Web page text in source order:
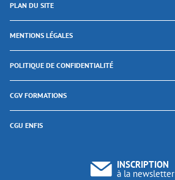
PLAN DU SITE
MENTIONS LÉGALES
POLITIQUE DE CONFIDENTIALITÉ
CGV FORMATIONS
CGU ENFIS
INSCRIPTION
à la newsletter